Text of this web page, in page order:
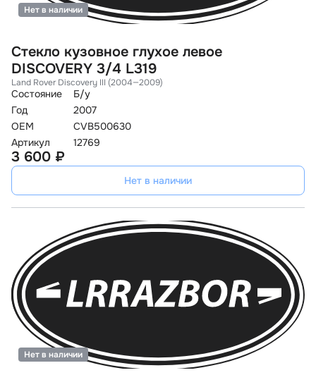
Стекло кузовное глухое левое
DISCOVERY 3/4 L319
Land Rover Discovery III (2004—2009)
Состояние
Б/у
Год
2007
OEM
CVB500630
Артикул
12769
Нет в наличии
3 600 ₽
Нет в наличии
Нет в наличии